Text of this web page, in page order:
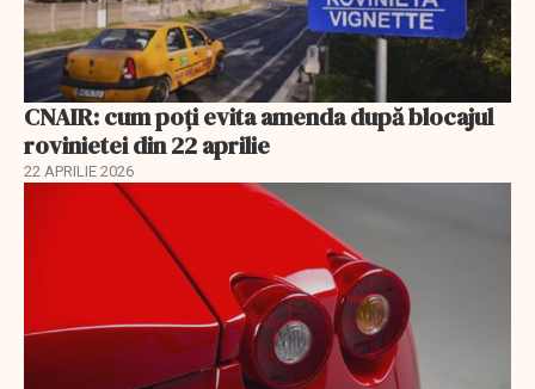
CNAIR: cum poți evita amenda după blocajul
rovinietei din 22 aprilie
22 APRILIE 2026